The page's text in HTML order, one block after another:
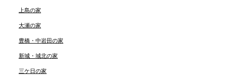
上島の家
大瀬の家
豊橋・中岩田の家
新城・城北の家
三ケ日の家